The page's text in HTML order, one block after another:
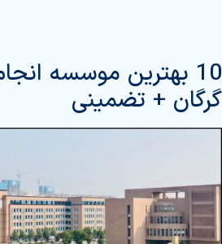
10 بهترین موسسه
گرگان + تضمینی